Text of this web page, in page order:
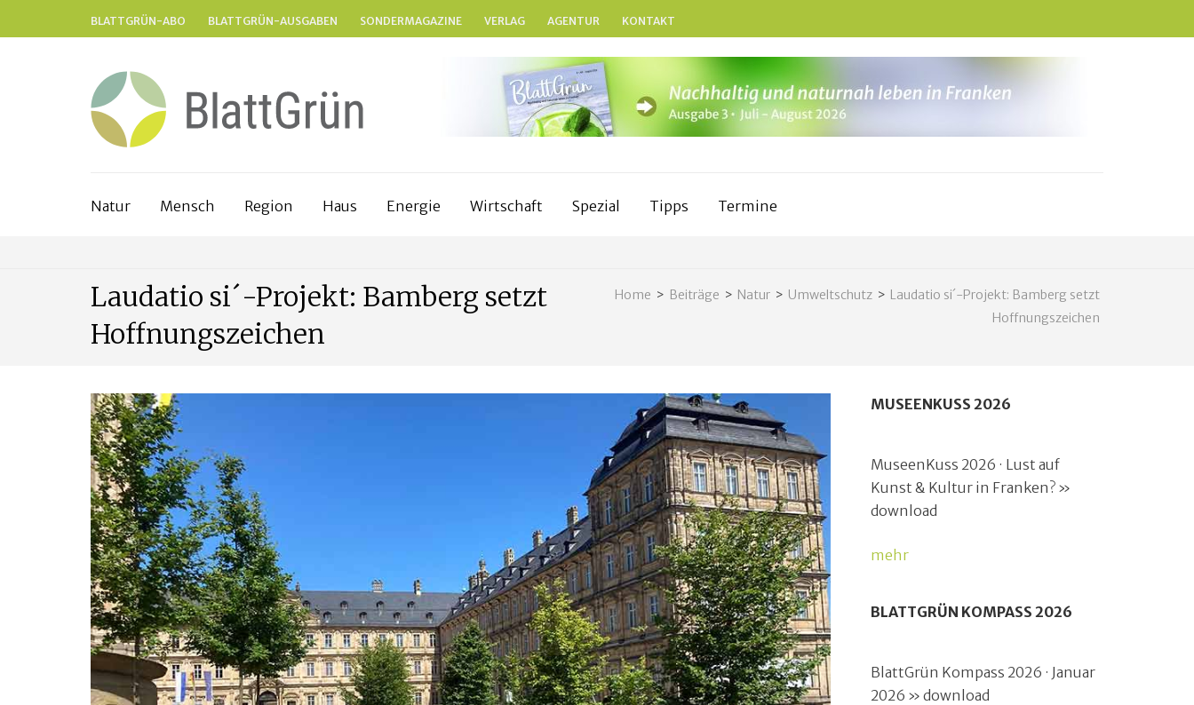
BLATTGRÜN-ABO BLATTGRÜN-AUSGABEN SONDERMAGAZINE VERLAG AGENTUR KONTAKT
BLATTGRÜN
Nachhaltig und naturnah leben in Franken
Natur Mensch Region Haus Energie Wirtschaft Spezial Tipps Termine
Home > Beiträge > Natur > Umweltschutz > Laudatio si´-Projekt: Bamberg setzt
Hoffnungszeichen
Laudatio si´-Projekt: Bamberg setzt
Hoffnungszeichen
MUSEENKUSS 2026
MuseenKuss 2026 · Lust auf
Kunst & Kultur in Franken? »
download
mehr
BLATTGRÜN KOMPASS 2026
BlattGrün Kompass 2026 · Januar
2026 » download